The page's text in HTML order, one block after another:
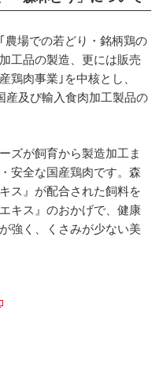
場での若どり・銘柄鶏の
工品の製造、更には販売
鶏肉事業｣を中核とし、
産及び輸入食肉加工製品の
ズが飼育から製造加工ま
安全な国産鶏肉です。森
ス』が配合された飼料を
キス』のおかげで、健康
強く、くさみが少ない美